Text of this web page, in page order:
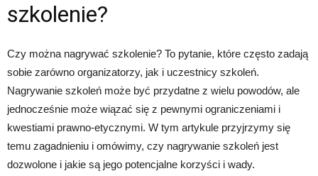
szkolenie?
Czy można nagrywać szkolenie? To pytanie, które często zadają
sobie zarówno organizatorzy, jak i uczestnicy szkoleń.
Nagrywanie szkoleń może być przydatne z wielu powodów, ale
jednocześnie może wiązać się z pewnymi ograniczeniami i
kwestiami prawno-etycznymi. W tym artykule przyjrzymy się
temu zagadnieniu i omówimy, czy nagrywanie szkoleń jest
dozwolone i jakie są jego potencjalne korzyści i wady.